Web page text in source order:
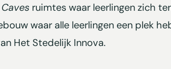
Caves ruimtes waar leerlingen zich
waar alle leerlingen een plek
Het Stedelijk Innova.